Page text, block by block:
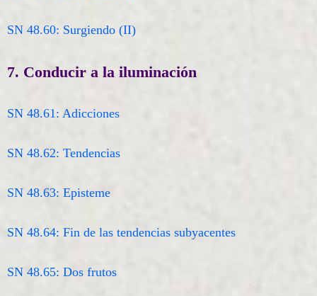
SN 48.60: Surgiendo (II)
7. Conducir a la iluminación
SN 48.61: Adicciones
SN 48.62: Tendencias
SN 48.63: Episteme
SN 48.64: Fin de las tendencias subyacentes
SN 48.65: Dos frutos